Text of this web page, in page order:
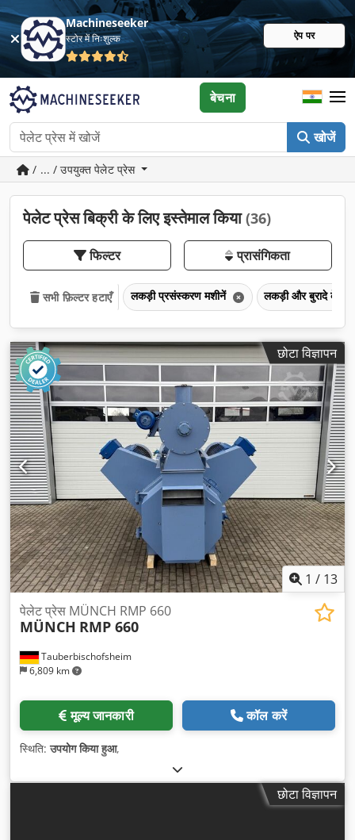
Machineseeker
स्टोर में निःशुल्क ऐप पर
खोजें
बेचना
/ ... / उपयुक्त पेलेट प्रेस
पेलेट प्रेस बिक्री के लिए इस्तेमाल किया(36)
फिल्टर प्रासंगिकता
सभी फ़िल्टर हटाएँ लकड़ी प्रसंस्करण मशीनें लकड़ी और बुरादे के
छोटा विज्ञापन
1 / 13
Tauberbischofsheim
6,809 km
पेलेट प्रेस MÜNCH RMP 660
MÜNCH RMP 660
मूल्य जानकारी कॉल करें
स्थिति:उपयोग किया हुआ,
छोटा विज्ञापन